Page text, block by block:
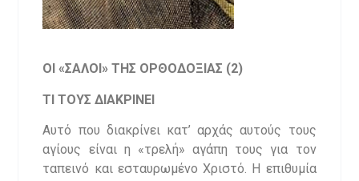
ΟΙ «ΣΑΛΟΙ» ΤΗΣ ΟΡΘΟΔΟΞΙΑΣ (2)
ΤΙ ΤΟΥΣ ΔΙΑΚΡΙΝΕΙ
Αυτό που διακρίνει κατ’ αρχάς αυτούς τους
αγίους είναι η «τρελή» αγάπη τους για τον
ταπεινό και εσταυρωμένο Χριστό. Η επιθυμία